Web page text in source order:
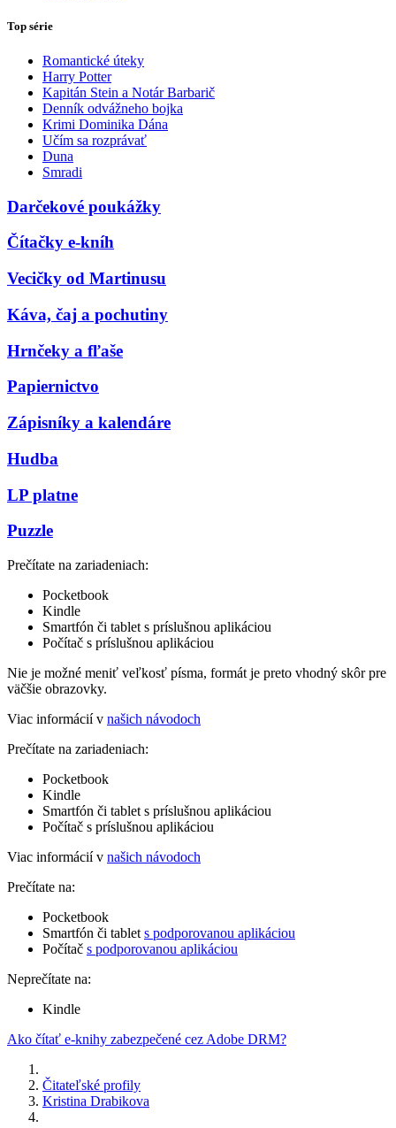
Top série
Romantické úteky
Harry Potter
Kapitán Stein a Notár Barbarič
Denník odvážneho bojka
Krimi Dominika Dána
Učím sa rozprávať
Duna
Smradi
Darčekové poukážky
Čítačky e-kníh
Vecičky od Martinusu
Káva, čaj a pochutiny
Hrnčeky a fľaše
Papiernictvo
Zápisníky a kalendáre
Hudba
LP platne
Puzzle
Prečítate na zariadeniach:
Pocketbook
Kindle
Smartfón či tablet s príslušnou aplikáciou
Počítač s príslušnou aplikáciou
Nie je možné meniť veľkosť písma, formát je preto vhodný skôr pre
väčšie obrazovky.
Viac informácií v našich návodoch
Prečítate na zariadeniach:
Pocketbook
Kindle
Smartfón či tablet s príslušnou aplikáciou
Počítač s príslušnou aplikáciou
Viac informácií v našich návodoch
Prečítate na:
Pocketbook
Smartfón či tablet s podporovanou aplikáciou
Počítač s podporovanou aplikáciou
Neprečítate na:
Kindle
Ako čítať e-knihy zabezpečené cez Adobe DRM?
Čitateľské profily
Kristina Drabikova